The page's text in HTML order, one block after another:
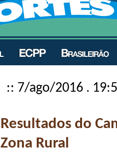
:: 7/ago/2016 .
Resultados do
Zona Rural